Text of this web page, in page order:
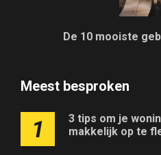
De 10 mooiste
Meest besproken
1
3 tips om je
makkelijk op te